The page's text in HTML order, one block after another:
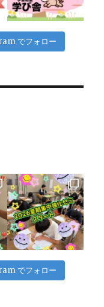
でフォロー
でフォロー